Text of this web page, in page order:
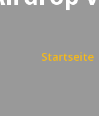
Startseite